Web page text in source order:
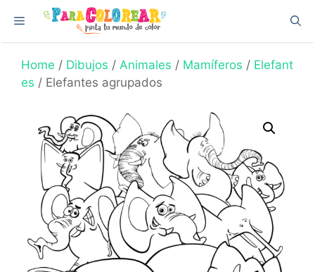
content
Menu
Home / Dibujos / Animales / Mamíferos / Elefant
es / Elefantes agrupados